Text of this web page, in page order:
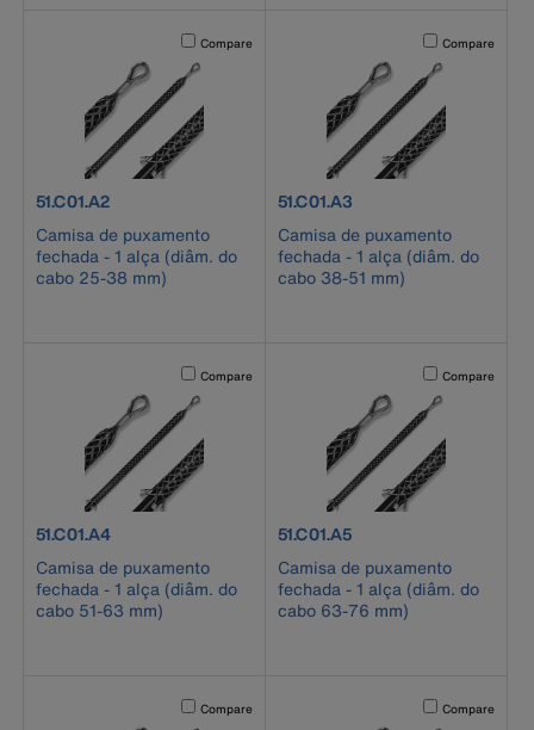
Activating this element will cause content on the page to
Compare
product number 51.C01.A2
51.C01.A2
Camisa de puxamento
fechada - 1 alça (diâm. do
cabo 25-38 mm)
Activating this
Compare
product number 51.C01.A3
51.C01.A3
Camisa de puxamento
fechada - 1 alça (diâm. do
cabo 38-51 mm)
Activating this element will cause content on the page to
Compare
product number 51.C01.A4
51.C01.A4
Camisa de puxamento
fechada - 1 alça (diâm. do
cabo 51-63 mm)
Activating this
Compare
product number 51.C01.A5
51.C01.A5
Camisa de puxamento
fechada - 1 alça (diâm. do
cabo 63-76 mm)
Activating this element will cause content on the page to
Compare Activating this
Compare